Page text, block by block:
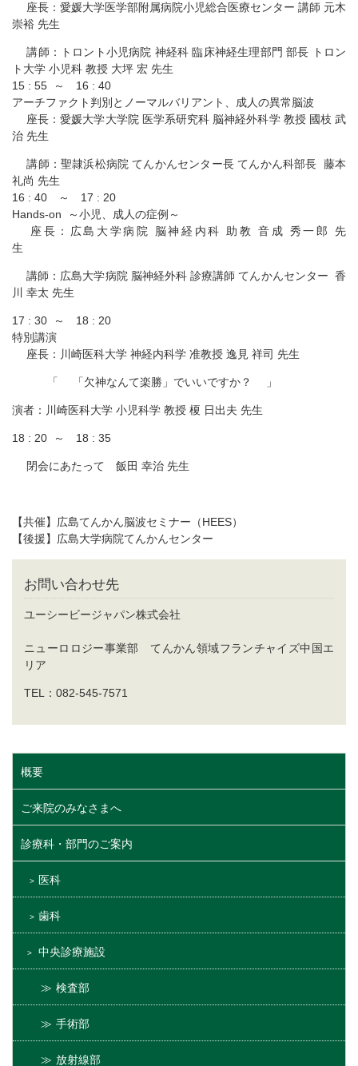
座長：愛媛大学医学部附属病院小児総合医療センター 講師 元木
崇裕 先生
講師：トロント小児病院 神経科 臨床神経生理部門 部長 トロン
ト大学 小児科 教授 大坪 宏 先生
15 : 55 ～ 16 : 40
アーチファクト判別とノーマルバリアント、成人の異常脳波
座長：愛媛大学大学院 医学系研究科 脳神経外科学 教授 國枝 武
治 先生
講師：聖隷浜松病院 てんかんセンター長 てんかん科部長 藤本
礼尚 先生
16 : 40 ～ 17 : 20
Hands-on ～小児、成人の症例～
座長：広島大学病院 脳神経内科 助教 音成 秀一郎 先
生
講師：広島大学病院 脳神経外科 診療講師 てんかんセンター 香
川 幸太 先生
17 : 30 ～ 18 : 20
特別講演
座長：川崎医科大学 神経内科学 准教授 逸見 祥司 先生
「 「欠神なんて楽勝」でいいですか？ 」
演者：川崎医科大学 小児科学 教授 榎 日出夫 先生
18 : 20 ～ 18 : 35
閉会にあたって 飯田 幸治 先生
【共催】広島てんかん脳波セミナー（HEES）
【後援】広島大学病院てんかんセンター
お問い合わせ先
ユーシービージャパン株式会社
ニューロロジー事業部 てんかん領域フランチャイズ中国エ
リア
TEL：082-545-7571
概要
ご来院のみなさまへ
診療科・部門のご案内
医科
歯科
中央診療施設
検査部
手術部
放射線部